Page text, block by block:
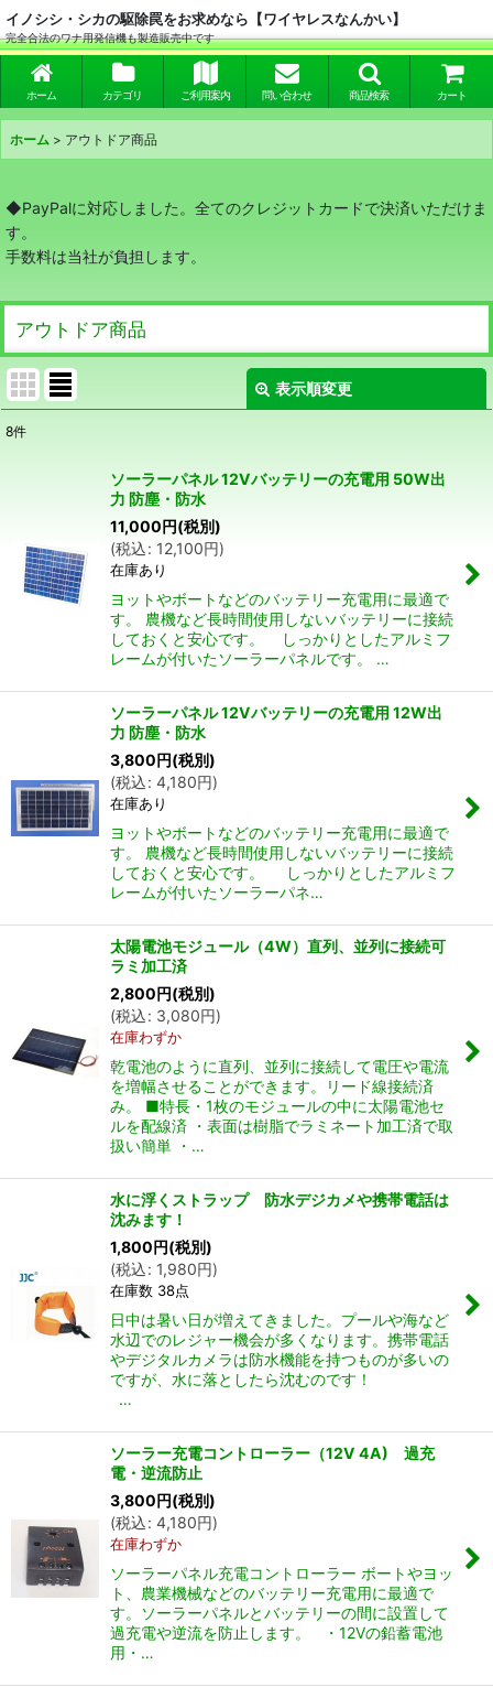
イノシシ・シカの駆除罠をお求めなら【ワイヤレスなんかい】
完全合法のワナ用発信機も製造販売中です
ホーム カテゴリ ご利用案内 問い合わせ 商品検索 カート
ホーム > アウトドア商品
◆PayPalに対応しました。全てのクレジットカードで決済いただけま
す。
手数料は当社が負担します。
アウトドア商品
表示順変更
8件
ソーラーパネル 12Vバッテリーの充電用 50W出
力 防塵・防水
11,000円(税別)
(税込: 12,100円)
在庫あり
ヨットやボートなどのバッテリー充電用に最適で
す。 農機など長時間使用しないバッテリーに接続
しておくと安心です。 しっかりとしたアルミフ
レームが付いたソーラーパネルです。 …
ソーラーパネル 12Vバッテリーの充電用 12W出
力 防塵・防水
3,800円(税別)
(税込: 4,180円)
在庫あり
ヨットやボートなどのバッテリー充電用に最適で
す。 農機など長時間使用しないバッテリーに接続
しておくと安心です。 しっかりとしたアルミフ
レームが付いたソーラーパネ…
太陽電池モジュール（4W）直列、並列に接続可
ラミ加工済
2,800円(税別)
(税込: 3,080円)
在庫わずか
乾電池のように直列、並列に接続して電圧や電流
を増幅させることができます。リード線接続済
み。 ■特長・1枚のモジュールの中に太陽電池セ
ルを配線済 ・表面は樹脂でラミネート加工済で取
扱い簡単 ・…
水に浮くストラップ 防水デジカメや携帯電話は
沈みます！
1,800円(税別)
(税込: 1,980円)
在庫数 38点
日中は暑い日が増えてきました。プールや海など
水辺でのレジャー機会が多くなります。携帯電話
やデジタルカメラは防水機能を持つものが多いの
ですが、水に落としたら沈むのです！
…
ソーラー充電コントローラー（12V 4A) 過充
電・逆流防止
3,800円(税別)
(税込: 4,180円)
在庫わずか
ソーラーパネル充電コントローラー ボートやヨッ
ト、農業機械などのバッテリー充電用に最適で
す。ソーラーパネルとバッテリーの間に設置して
過充電や逆流を防止します。 ・12Vの鉛蓄電池
用・…